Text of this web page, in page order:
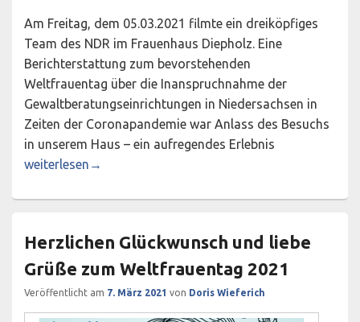
Am Freitag, dem 05.03.2021 filmte ein dreiköpfiges
Team des NDR im Frauenhaus Diepholz. Eine
Berichterstattung zum bevorstehenden
Weltfrauentag über die Inanspruchnahme der
Gewaltberatungseinrichtungen in Niedersachsen in
Zeiten der Coronapandemie war Anlass des Besuchs
in unserem Haus – ein aufregendes Erlebnis
Coronapandemie und Häusliche Gewalt in
weiterlesen →
Herzlichen Glückwunsch und liebe
Grüße zum Weltfrauentag 2021
Veröffentlicht am 7. März 2021 von Doris Wieferich